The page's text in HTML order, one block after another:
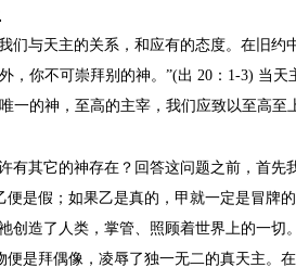
们与天主的关系，和应有的态度。在旧约
，你不可崇拜别的神。”(出 20： 1-3) 当天
一的神，至高的主宰，我们应致以至高至
有其它的神存在？回答这问题之前，首先
是假；如果乙是真的，甲就一定是冒牌的
创造了人类，掌管、照顾着世界上的一切
是拜偶像，凌辱了独一无二的真天主。